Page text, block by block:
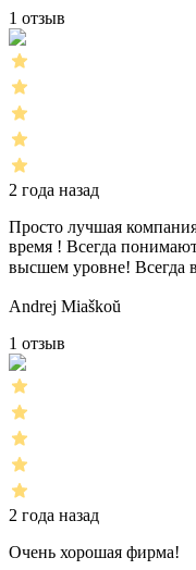
1 отзыв
2 года назад
Просто лучшая
время ! Всегда
высшем уровне! Всегда
Andrej Miaškoŭ
1 отзыв
2 года назад
Очень хорошая фирма!